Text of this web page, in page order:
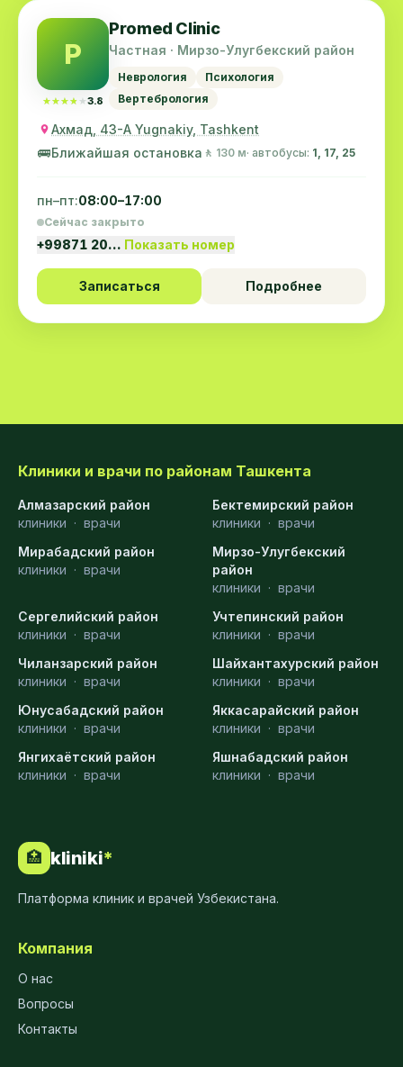
P
★★★★★
★★★★★3.8
Promed Clinic
Частная · Мирзо-Улугбекский район
Неврология
Психология
Вертебрология
Ахмад, 43-А Yugnakiy, Tashkent
🚌Ближайшая остановка 🚶 130 м· автобусы: 1, 17, 25
пн–пт:08:00–17:00
Сейчас закрыто
+99871 20… Показать номер
Записаться Подробнее
Клиники и врачи по районам Ташкента
Алмазарский район
клиники · врачи
Бектемирский район
клиники · врачи
Мирабадский район
клиники · врачи
Мирзо-Улугбекский
район
клиники · врачи
Сергелийский район
клиники · врачи
Учтепинский район
клиники · врачи
Чиланзарский район
клиники · врачи
Шайхантахурский район
клиники · врачи
Юнусабадский район
клиники · врачи
Яккасарайский район
клиники · врачи
Янгихаётский район
клиники · врачи
Яшнабадский район
клиники · врачи
🏥 kliniki*
Платформа клиник и врачей Узбекистана.
Компания
О нас
Вопросы
Контакты